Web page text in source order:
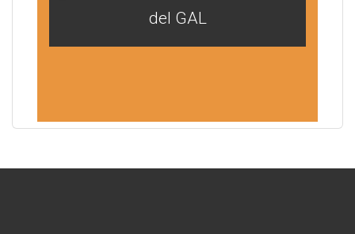
del GAL